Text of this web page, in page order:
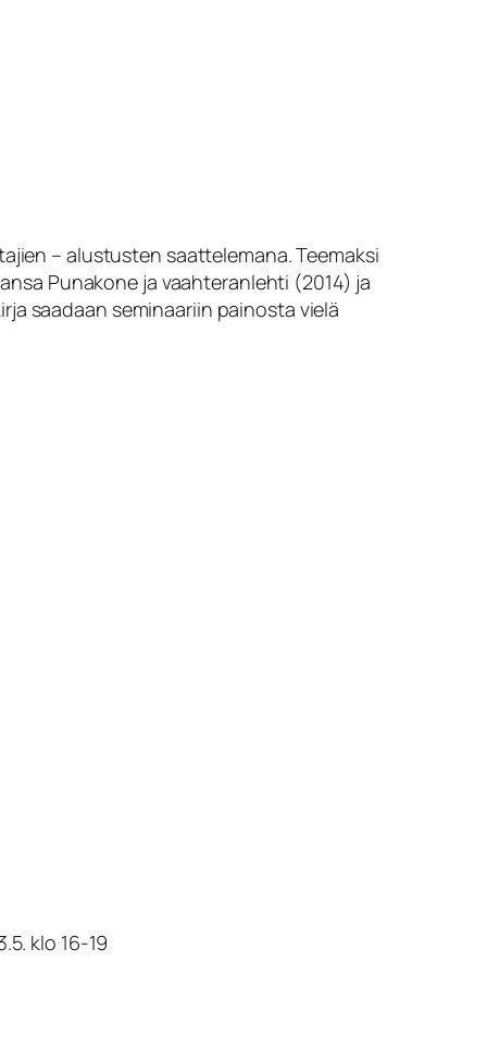
– alustusten saattelemana. Teemaksi
Punakone ja vaahteranlehti (2014) ja
saadaan seminaariin painosta vielä
klo 16-19